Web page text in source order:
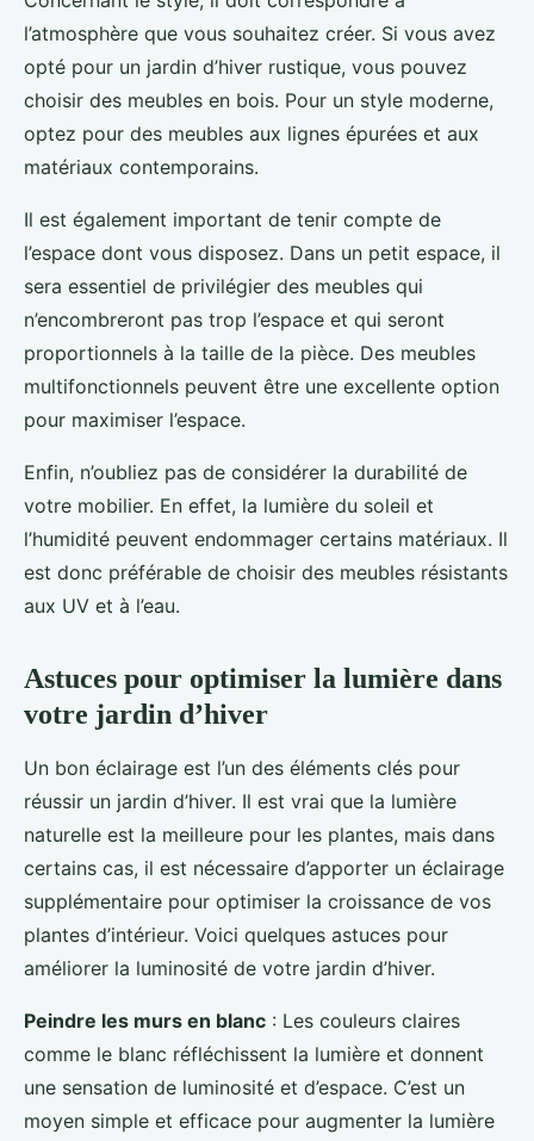
l’atmosphère que vous souhaitez créer. Si vous avez
opté pour un jardin d’hiver rustique, vous pouvez
choisir des meubles en bois. Pour un style moderne,
optez pour des meubles aux lignes épurées et aux
matériaux contemporains.
Il est également important de tenir compte de
l’espace dont vous disposez. Dans un petit espace, il
sera essentiel de privilégier des meubles qui
n’encombreront pas trop l’espace et qui seront
proportionnels à la taille de la pièce. Des meubles
multifonctionnels peuvent être une excellente option
pour maximiser l’espace.
Enfin, n’oubliez pas de considérer la durabilité de
votre mobilier. En effet, la lumière du soleil et
l’humidité peuvent endommager certains matériaux. Il
est donc préférable de choisir des meubles résistants
aux UV et à l’eau.
Astuces pour optimiser la lumière dans
votre jardin d’hiver
Un bon éclairage est l’un des éléments clés pour
réussir un jardin d’hiver. Il est vrai que la lumière
naturelle est la meilleure pour les plantes, mais dans
certains cas, il est nécessaire d’apporter un éclairage
supplémentaire pour optimiser la croissance de vos
plantes d’intérieur. Voici quelques astuces pour
améliorer la luminosité de votre jardin d’hiver.
Peindre les murs en blanc : Les couleurs claires
comme le blanc réfléchissent la lumière et donnent
une sensation de luminosité et d’espace. C’est un
moyen simple et efficace pour augmenter la lumière